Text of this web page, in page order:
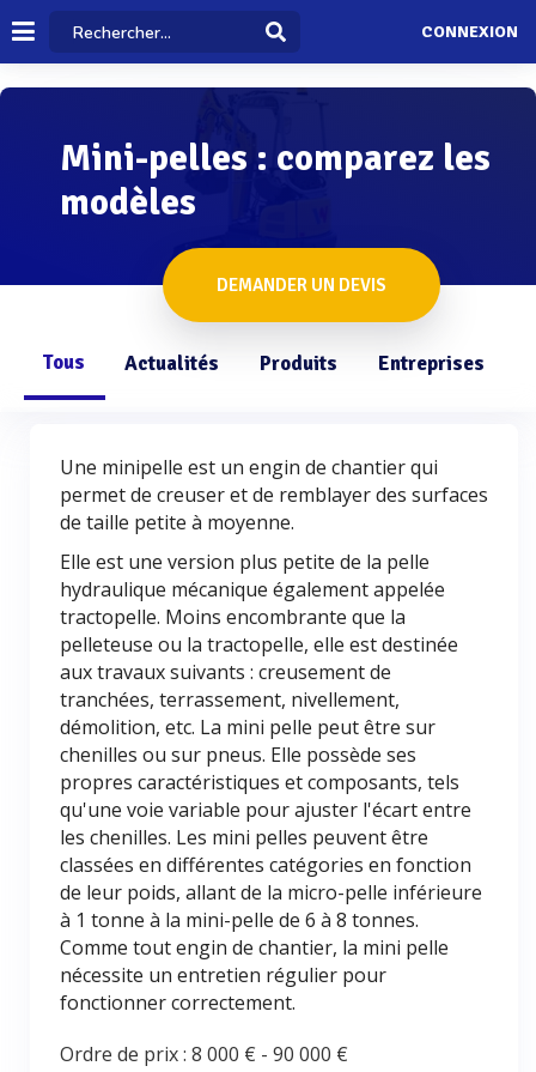
CONNEXION
Mini-pelles : comparez les
modèles
DEMANDER UN DEVIS
Tous Actualités Produits Entreprises
Une minipelle est un engin de chantier qui
permet de creuser et de remblayer des surfaces
de taille petite à moyenne.
Elle est une version plus petite de la pelle
hydraulique mécanique également appelée
tractopelle. Moins encombrante que la
pelleteuse ou la tractopelle, elle est destinée
aux travaux suivants : creusement de
tranchées, terrassement, nivellement,
démolition, etc. La mini pelle peut être sur
chenilles ou sur pneus. Elle possède ses
propres caractéristiques et composants, tels
qu'une voie variable pour ajuster l'écart entre
les chenilles. Les mini pelles peuvent être
classées en différentes catégories en fonction
de leur poids, allant de la micro-pelle inférieure
à 1 tonne à la mini-pelle de 6 à 8 tonnes.
Comme tout engin de chantier, la mini pelle
nécessite un entretien régulier pour
fonctionner correctement.
Ordre de prix : 8 000 € - 90 000 €